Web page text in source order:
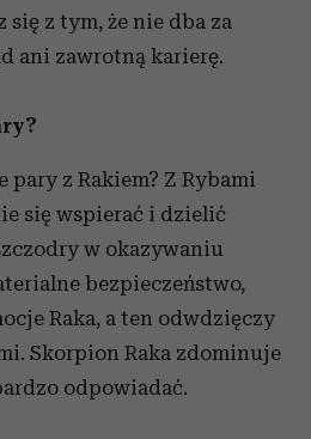
z tym, że nie dba za
ani zawrotną karierę.
pary z Rakiem? Z Rybami
się wspierać i dzielić
w okazywaniu
bezpieczeństwo,
Raka, a ten odwdzięczy
Skorpion Raka zdominuje
odpowiadać.